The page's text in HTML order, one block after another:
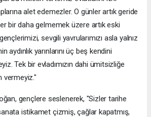
alet edemezler. O günler artık geride
bir daha gelmemek üzere artık eski
sevgili yavrularımızı asla yalnız
aydınlık yarınlarını üç beş kendini
Tek bir evladımızın dahi ümitsizliğe
vermeyiz."
gençlere seslenerek, "Sizler tarihe
istikamet çizmiş, çağlar kapatmış,